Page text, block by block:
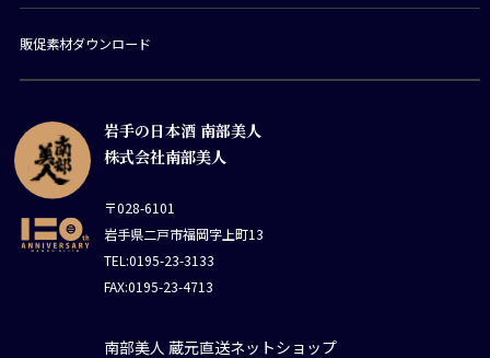
岩手の日本酒 南部美人
株式会社南部美人
〒028-6101
岩手県二戸市福岡字上町13
TEL:0195-23-3133
FAX:0195-23-4713
南部美人 蔵元直送ネットショップ
販促素材ダウンロード